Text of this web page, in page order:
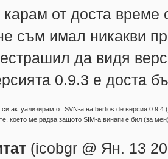
карам от доста време
съм имал никакви
да видя
0.9.3 е доста
си актуализирам от SVN-а на berlios.de версия
което ме радва защото SIM-a винаги е бил (за
(icobgr @ Ян. 13